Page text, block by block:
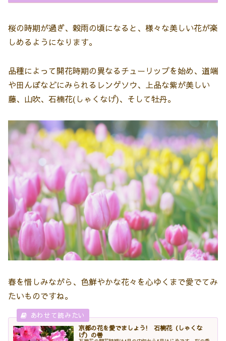
桜の時期が過ぎ、穀雨の頃になると、様々な美しい花が楽
しめるようになります。
品種によって開花時期の異なるチューリップを始め、道端
や田んぼなどにみられるレンゲソウ、上品な紫が美しい
藤、山吹、石楠花(しゃくなげ)、そして牡丹。
春を惜しみながら、色鮮やかな花々を心ゆくまで愛でてみ
たいものですね。
京都の花を愛でましょう! 石楠花（しゃくな
げ）の巻